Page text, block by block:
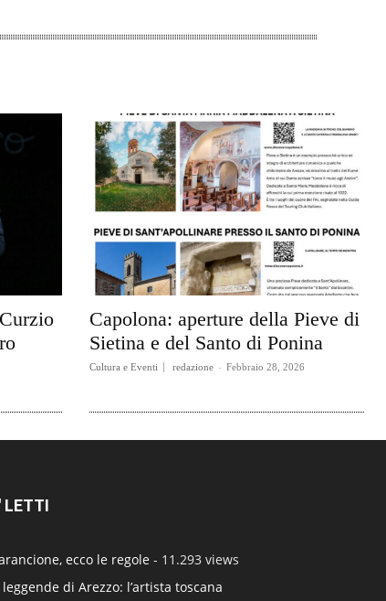
Capolona: aperture della Pieve di
Sietina e del Santo di Ponina
Cultura e Eventi redazione - Febbraio 28, 2026
LETTI
ecco le regole - 11.293 views
di Arezzo: l’artista toscana